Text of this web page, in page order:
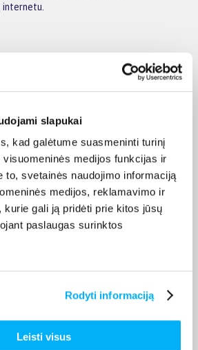
slapukai
kad galėtume suasmeninti turinį
medijos funkcijas ir
to, svetainės naudojimo informaciją
medijos, reklamavimo ir
kurie gali ją pridėti prie kitos jūsų
paslaugas surinktos
Rodyti informaciją
Leisti visus
apie prekes
Rekomenduoju+++